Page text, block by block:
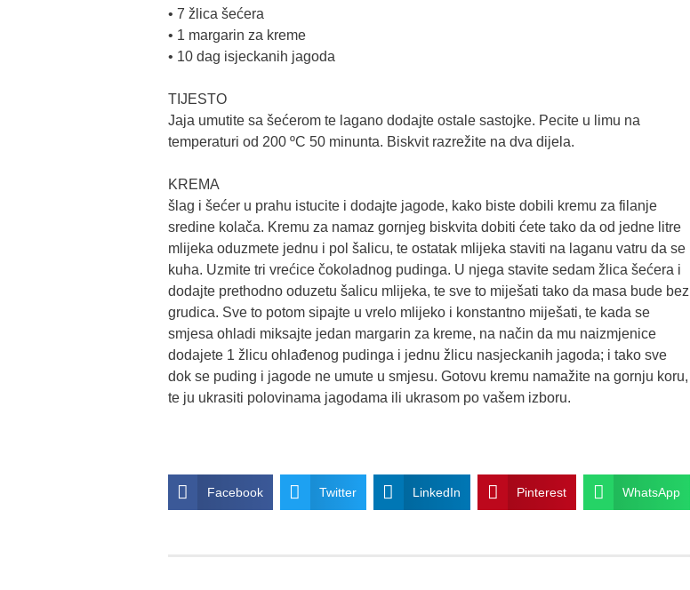
• 7 žlica šećera
• 1 margarin za kreme
• 10 dag isjeckanih jagoda
TIJESTO
Jaja umutite sa šećerom te lagano dodajte ostale sastojke. Pecite u limu na
temperaturi od 200 ºC 50 minunta. Biskvit razrežite na dva dijela.
KREMA
šlag i šećer u prahu istucite i dodajte jagode, kako biste dobili kremu za filanje
sredine kolača. Kremu za namaz gornjeg biskvita dobiti ćete tako da od jedne litre
mlijeka oduzmete jednu i pol šalicu, te ostatak mlijeka staviti na laganu vatru da se
kuha. Uzmite tri vrećice čokoladnog pudinga. U njega stavite sedam žlica šećera i
dodajte prethodno oduzetu šalicu mlijeka, te sve to miješati tako da masa bude bez
grudica. Sve to potom sipajte u vrelo mlijeko i konstantno miješati, te kada se
smjesa ohladi miksajte jedan margarin za kreme, na način da mu naizmjenice
dodajete 1 žlicu ohlađenog pudinga i jednu žlicu nasjeckanih jagoda; i tako sve
dok se puding i jagode ne umute u smjesu. Gotovu kremu namažite na gornju koru,
te ju ukrasiti polovinama jagodama ili ukrasom po vašem izboru.
Facebook Twitter LinkedIn Pinterest WhatsApp